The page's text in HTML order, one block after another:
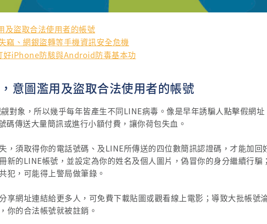
及盜取合法使用者的帳號
竊、網銀盜轉等手機資訊安全危機
好iPhone防駭與Android防毒基本功
意圖濫用及盜取合法使用者的帳號
對象，所以幾乎每年皆產生不同LINE病毒。像是早年誘騙人點擊假網址
傳送大量簡訊或進行小額付費，讓你荷包失血。
，須取得你的電話號碼、及LINE所傳送的四位數簡訊認證碼，才能加回
新的LINE帳號，並設定為你的姓名及個人圖片，偽冒你的身分繼續行騙；
犯，可能得上警局做筆錄。
享網址連結給更多人，可免費下載貼圖或觀看線上電影；導致大批帳號
你的合法帳號就被註銷。